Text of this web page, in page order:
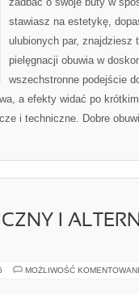
stawiasz na estetykę,
ulubionych par, znajdziesz
pielęgnacji obuwia w
wszechstronne podejście
a efekty widać po
i techniczne. Dobre
I
MOŻLIWOŚĆ